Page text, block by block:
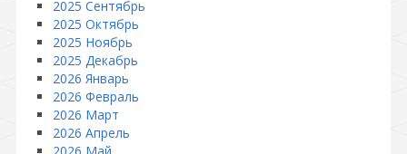
2025 Сентябрь
2025 Октябрь
2025 Ноябрь
2025 Декабрь
2026 Январь
2026 Февраль
2026 Март
2026 Апрель